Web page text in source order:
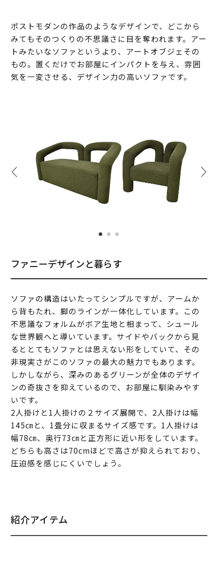
ポストモダンの作品のようなデザインで、どこから
みてもそのつくりの不思議さに目を奪われます。アー
トみたいなソファというより、アートオブジェその
もの。置くだけでお部屋にインパクトを与え、雰囲
気を一変させる、デザイン力の高いソファです。
ファニーデザインと暮らす
ソファの構造はいたってシンプルですが、アームか
ら背もたれ、脚のラインが一体化しています。この
不思議なフォルムがボア生地と相まって、シュール
な世界観へと導いています。サイドやバックから見
るととてもソファとは思えない形をしていて、その
非現実さがこのソファの最大の魅力でもあります。
しかしながら、深みのあるグリーンが全体のデザイ
ンの奇抜さを抑えているので、お部屋に馴染みやす
いです。
2人掛けと1人掛けの２サイズ展開で、2人掛けは幅
145㎝と、1畳分に収まるサイズ感です。1人掛けは
幅78㎝、奥行73㎝と正方形に近い形をしています。
どちらも高さは70cmほどで高さが抑えられており、
圧迫感を感じにくいでしょう。
紹介アイテム